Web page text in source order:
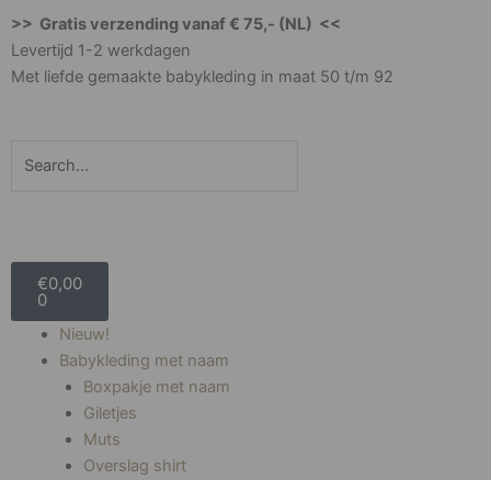
>> Gratis verzending vanaf € 75,- (NL) <<
Levertijd 1-2 werkdagen
Met liefde gemaakte babykleding in maat 50 t/m 92
€0,00
0
Winkelwagen
Nieuw!
Babykleding met naam
Boxpakje met naam
Giletjes
Muts
Overslag shirt